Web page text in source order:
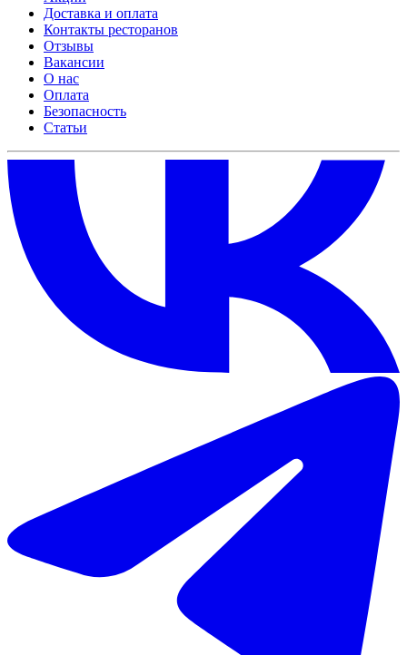
Доставка и оплата
Контакты ресторанов
Отзывы
Вакансии
О нас
Оплата
Безопасность
Статьи